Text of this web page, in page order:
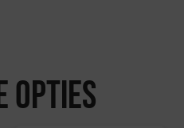
in Hattemerbroek, van
tussen 10:00 en 17:00
opties